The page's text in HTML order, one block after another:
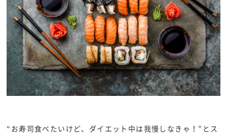
“お寿司食べたいけど、ダイエット中は我慢しなきゃ！”とス